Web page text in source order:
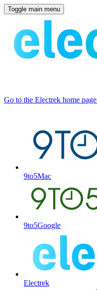
Toggle main menu
Go to the Electrek home page
9to5Mac
9to5Google
Electrek